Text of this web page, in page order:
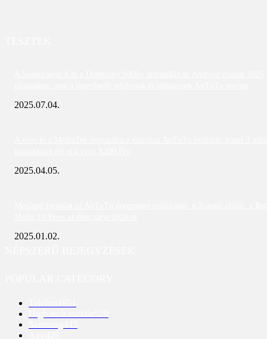
2025.07.04.
2025.04.05.
2025.01.02.